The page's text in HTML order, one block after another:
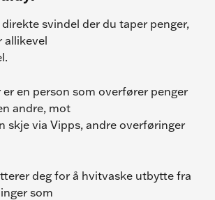
svindel der du taper penger,
allikevel
en person som overfører penger
andre, mot
skje via Vipps, andre overføringer
deg for å hvitvaske utbytte fra
som